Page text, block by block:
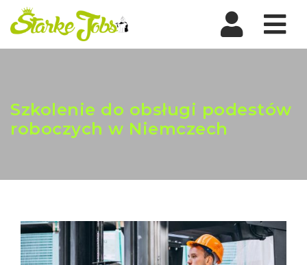
Szkolenie do obsługi podestów
roboczych w Niemczech